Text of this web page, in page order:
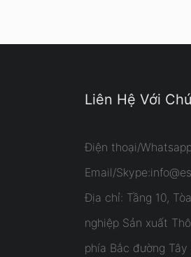
Liên Hệ Với
Điện thoại/
Email/Skype:
Địa chỉ: Tầng 10,
nghiệp Sản xuất
phía Bắc đường Tây